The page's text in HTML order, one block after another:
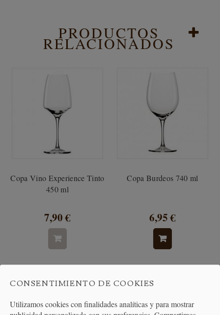
PRODUCTOS
RELACIONADOS
Copa Vino Experience Tinto
450 ml
7,90 €
Copa Burdeos 740 ml
6,95 €
CONSENTIMIENTO DE COOKIES
Utilizamos cookies con finalidades analíticas y para mostrar